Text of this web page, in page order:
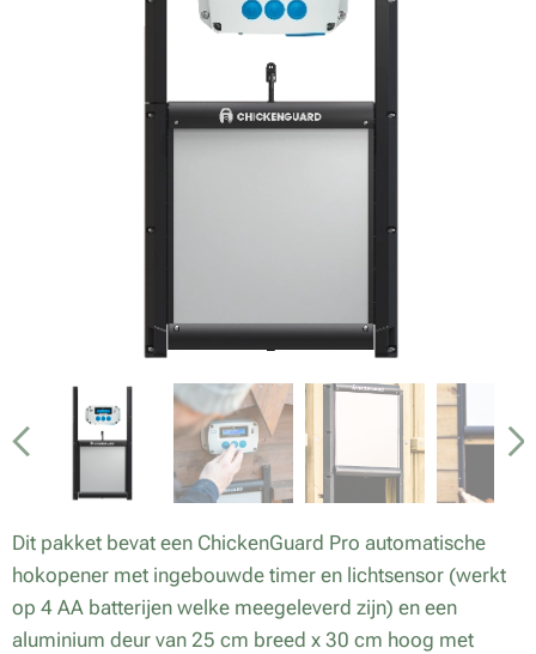
Dit pakket bevat een ChickenGuard Pro automatische
hokopener met ingebouwde timer en lichtsensor (werkt
op 4 AA batterijen welke meegeleverd zijn) en een
aluminium deur van 25 cm breed x 30 cm hoog met